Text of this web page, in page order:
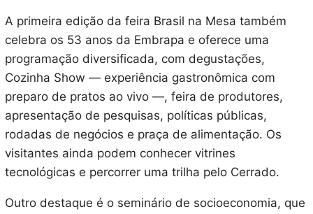
A primeira edição da feira Brasil na Mesa também
celebra os 53 anos da Embrapa e oferece uma
programação diversificada, com degustações,
Cozinha Show — experiência gastronômica com
preparo de pratos ao vivo —, feira de produtores,
apresentação de pesquisas, políticas públicas,
rodadas de negócios e praça de alimentação. Os
visitantes ainda podem conhecer vitrines
tecnológicas e percorrer uma trilha pelo Cerrado.
Outro destaque é o seminário de socioeconomia, que